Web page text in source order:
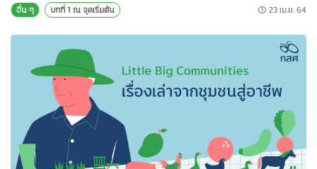
อื่น ๆ
บทที่ 1 ณ จุดเริ่มต้น 23 เม.ย. 64